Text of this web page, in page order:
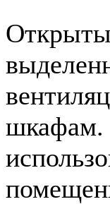
шкафам.